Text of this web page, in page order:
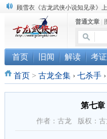
顾雪衣《古龙武侠小说知见录》
“武侠书库”查缺补漏活动圆满结束
《古龙小说原貌探究》修订版已上
普通文章|
首页 旧闻 解读 考证
首页> 古龙全集 › 七杀手 ›
第七
作者：古龙 版权：